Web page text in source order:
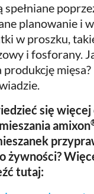
spełniane
planowanie i
w proszku,
i fosforany.
produkcję
się więcej
amixon
żywności?
tutaj: